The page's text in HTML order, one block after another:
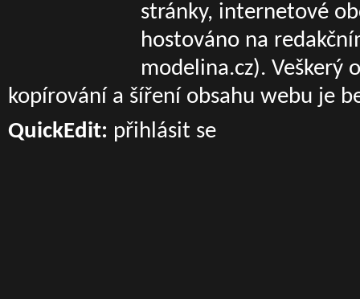
stránky, internetové
hostováno na
modelina.cz). Veškerý
kopírování a šíření obsahu webu je
QuickEdit: přihlásit se